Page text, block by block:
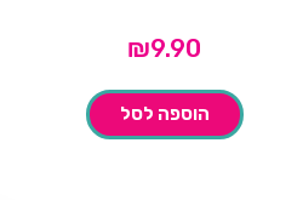
₪9.90
הוספה לסל